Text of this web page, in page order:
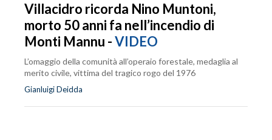
Villacidro ricorda Nino Muntoni,
morto 50 anni fa nell’incendio di
Monti Mannu -VIDEO
L’omaggio della comunità all’operaio forestale, medaglia al
merito civile, vittima del tragico rogo del 1976
Gianluigi Deidda